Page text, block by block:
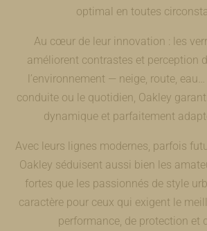
optimal en toutes
Au cœur de leur innovation : les
améliorent contrastes et perception
l’environnement — neige, route,
conduite ou le quotidien, Oakley
dynamique et parfaitement
Avec leurs lignes modernes, parfois
Oakley séduisent aussi bien les
fortes que les passionnés de style
caractère pour ceux qui exigent le
performance, de protection et